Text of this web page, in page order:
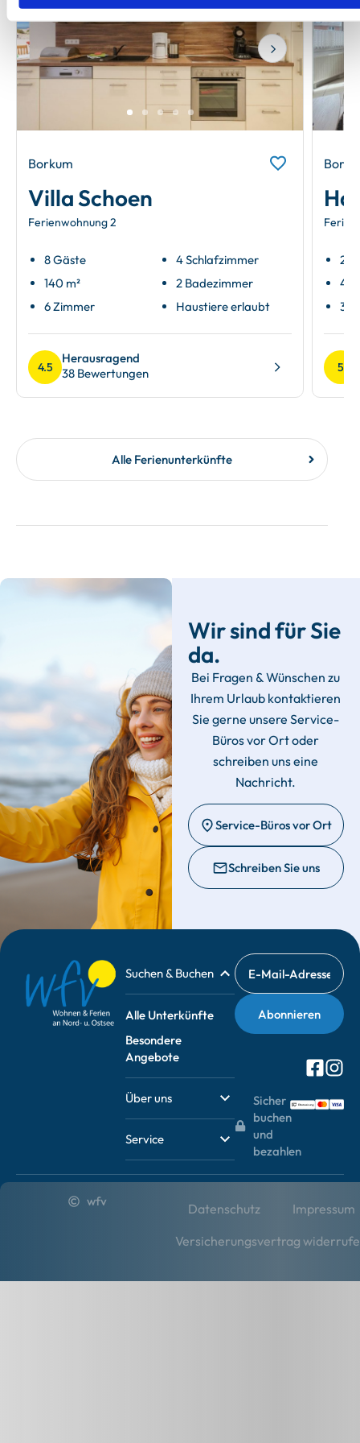
Next
Borkum
Villa Schoen
Ferienwohnung 2
8 Gäste
140 m²
6 Zimmer
4 Schlafzimmer
2 Badezimmer
Haustiere erlaubt
4.5
Herausragend
38 Bewertungen
2
48
3
5
Alle Ferienunterkünfte
Wir sind für Sie
da.
Bei Fragen & Wünschen zu
Ihrem Urlaub kontaktieren
Sie gerne unsere Service-
Büros vor Ort oder
schreiben uns eine
Nachricht.
Service-Büros vor Ort
Schreiben Sie uns
Suchen & Buchen
Alle Unterkünfte
Besondere
Angebote
Über uns
Service
Sicher
buchen
und
bezahlen
wfv Datenschutz
Impressum
Versicherungsvertrag